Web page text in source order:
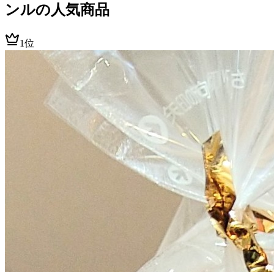
ンルの人気商品
1位